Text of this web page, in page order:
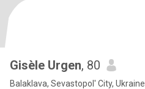
Gisèle Urgen, 80
Balaklava, Sevastopol' City, Ukraine